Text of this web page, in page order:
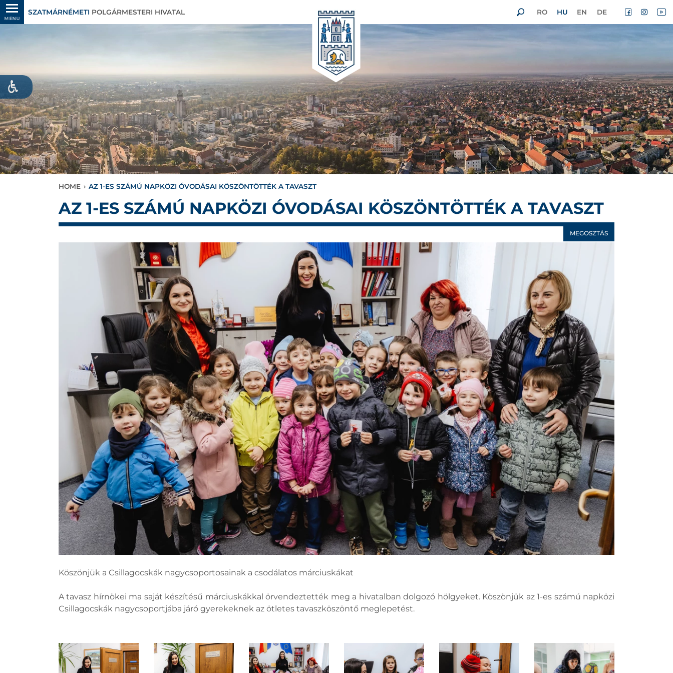
MENU
SZATMÁRNÉMETI POLGÁRMESTERI HIVATAL RO HU EN DE
HOME › AZ 1-ES SZÁMÚ NAPKÖZI ÓVODÁSAI KÖSZÖNTÖTTÉK A TAVASZT
AZ 1-ES SZÁMÚ NAPKÖZI ÓVODÁSAI KÖSZÖNTÖTTÉK A TAVASZT
MEGOSZTÁS
Köszönjük a Csillagocskák nagycsoportosainak a csodálatos márciuskákat
A tavasz hírnökei ma saját készítésű márciuskákkal örvendeztették meg a hivatalban dolgozó hölgyeket. Köszönjük az 1-es számú napközi
Csillagocskák nagycsoportjába járó gyerekeknek az ötletes tavaszköszöntő meglepetést.